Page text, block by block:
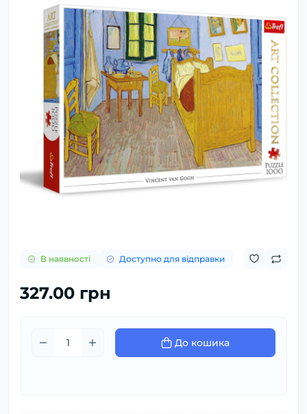
В наявності Доступно для відправки
327.00 грн
До кошика